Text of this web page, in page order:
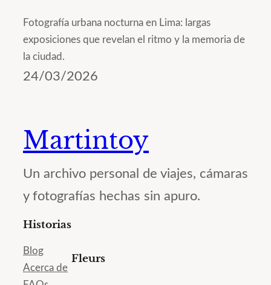
Fotografía urbana nocturna en Lima: largas
exposiciones que revelan el ritmo y la memoria de
la ciudad.
24/03/2026
Martintoy
Un archivo personal de viajes, cámaras
y fotografías hechas sin apuro.
Historias
Blog
Acerca de
Fleurs